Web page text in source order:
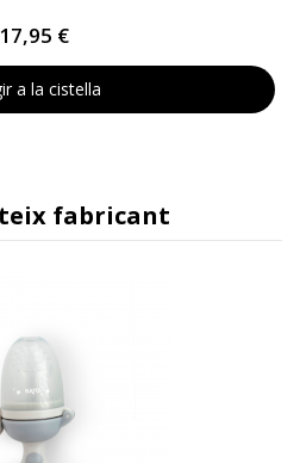
17,95 €
a la cistella
fabricant